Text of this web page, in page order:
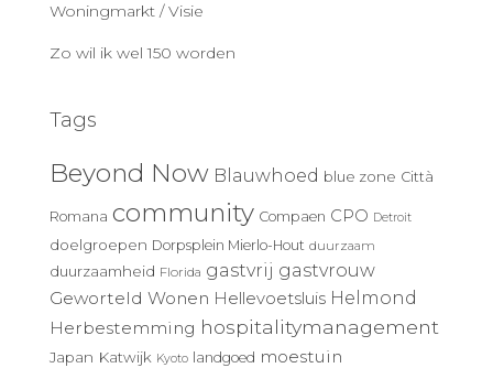
Woningmarkt / Visie
Zo wil ik wel 150 worden
Tags
Beyond Now Blauwhoed blue zone Città
Romana community Compaen CPO Detroit
doelgroepen Dorpsplein Mierlo-Hout duurzaam
duurzaamheid Florida gastvrij gastvrouw
Geworteld Wonen Hellevoetsluis Helmond
Herbestemming hospitalitymanagement
Japan Katwijk Kyoto landgoed moestuin